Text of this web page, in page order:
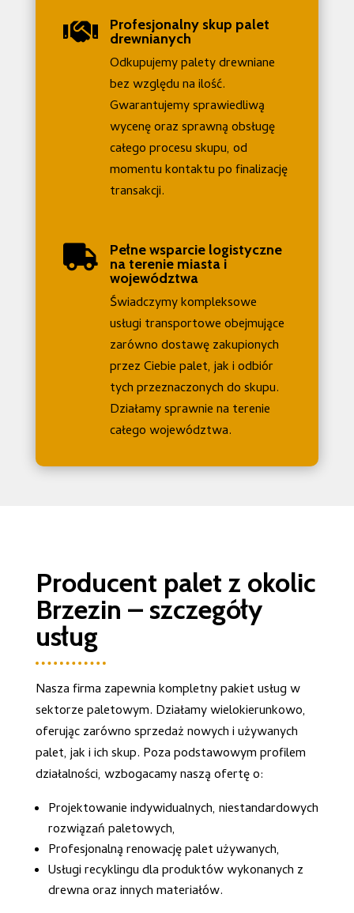

Profesjonalny skup palet
drewnianych
Odkupujemy palety drewniane
bez względu na ilość.
Gwarantujemy sprawiedliwą
wycenę oraz sprawną obsługę
całego procesu skupu, od
momentu kontaktu po finalizację
transakcji.

Pełne wsparcie logistyczne
na terenie miasta i
województwa
Świadczymy kompleksowe
usługi transportowe obejmujące
zarówno dostawę zakupionych
przez Ciebie palet, jak i odbiór
tych przeznaczonych do skupu.
Działamy sprawnie na terenie
całego województwa.
Producent palet z okolic
Brzezin – szczegóły
usług
Nasza firma zapewnia kompletny pakiet usług w
sektorze paletowym. Działamy wielokierunkowo,
oferując zarówno sprzedaż nowych i używanych
palet, jak i ich skup. Poza podstawowym profilem
działalności, wzbogacamy naszą ofertę o:
Projektowanie indywidualnych, niestandardowych
rozwiązań paletowych,
Profesjonalną renowację palet używanych,
Usługi recyklingu dla produktów wykonanych z
drewna oraz innych materiałów.